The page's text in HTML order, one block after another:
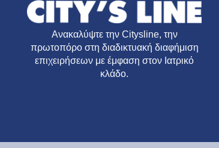
Ανακαλύψτε την Citysline, την
πρωτοπόρο στη διαδικτυακή διαφήμιση
επιχειρήσεων με έμφαση στον Ιατρικό
κλάδο.